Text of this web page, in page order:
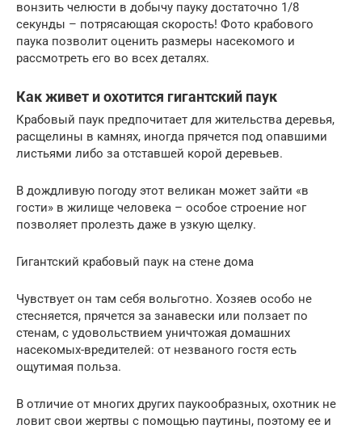
вонзить челюсти в добычу пауку достаточно 1/8
секунды – потрясающая скорость! Фото крабового
паука позволит оценить размеры насекомого и
рассмотреть его во всех деталях.
Как живет и охотится гигантский паук
Крабовый паук предпочитает для жительства деревья,
расщелины в камнях, иногда прячется под опавшими
листьями либо за отставшей корой деревьев.
В дождливую погоду этот великан может зайти «в
гости» в жилище человека – особое строение ног
позволяет пролезть даже в узкую щелку.
Гигантский крабовый паук на стене дома
Чувствует он там себя вольготно. Хозяев особо не
стесняется, прячется за занавески или ползает по
стенам, с удовольствием уничтожая домашних
насекомых-вредителей: от незваного гостя есть
ощутимая польза.
В отличие от многих других паукообразных, охотник не
ловит свои жертвы с помощью паутины, поэтому ее и